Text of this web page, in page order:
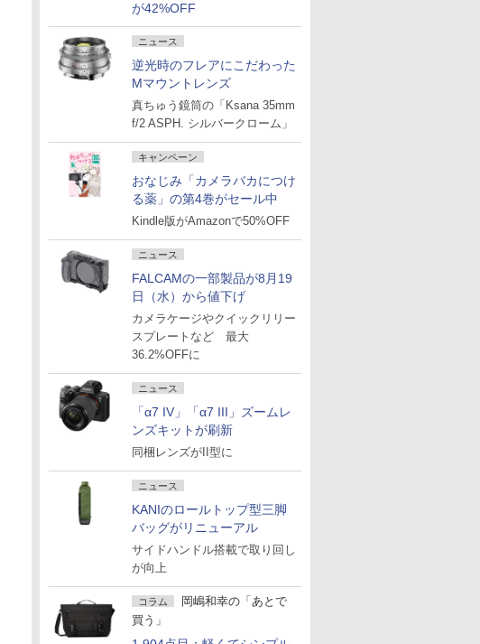
が42%OFF
ニュース
逆光時のフレアにこだわった
Mマウントレンズ
真ちゅう鏡筒の「Ksana 35mm
f/2 ASPH. シルバークローム」
キャンペーン
おなじみ「カメラバカにつけ
る薬」の第4巻がセール中
Kindle版がAmazonで50%OFF
ニュース
FALCAMの一部製品が8月19
日（水）から値下げ
カメラケージやクイックリリー
スプレートなど 最大
36.2%OFFに
ニュース
「α7 IV」「α7 III」ズームレ
ンズキットが刷新
同梱レンズがII型に
ニュース
KANIのロールトップ型三脚
バッグがリニューアル
サイドハンドル搭載で取り回し
が向上
コラム
岡嶋和幸の「あとで
買う」